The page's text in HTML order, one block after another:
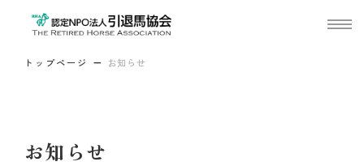
トップページ お知らせ
お知らせ